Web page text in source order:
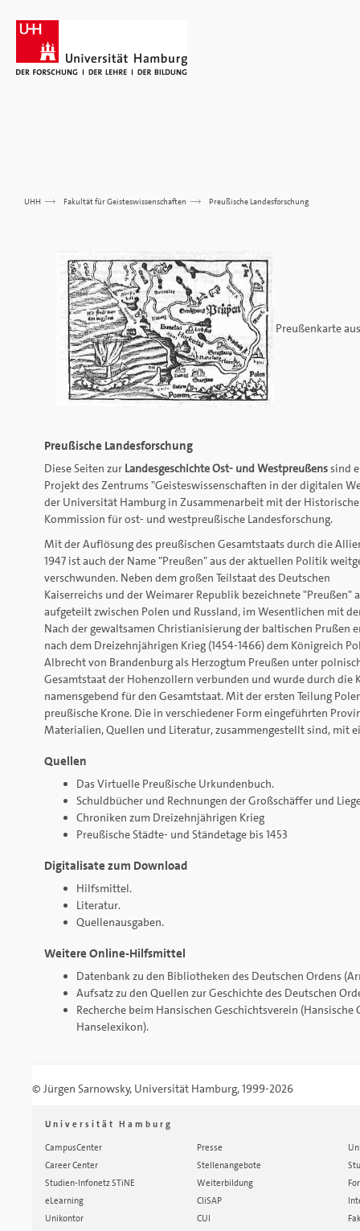
UHH >>> Fakultät für Geisteswissenschaften >>> Preußische Landesforschung
Preußenkarte
Preußische Landesforschung
Diese Seiten zur Landesgeschichte Ost- und Westpreußenssind
Projekt des Zentrums "Geisteswissenschaften in der digitalen
der Universität Hamburg in Zusammenarbeit mit der
Kommission für ost- und westpreußische Landesforschung.
Mit der Auflösung des preußischen Gesamtstaats durch die
1947 ist auch der Name "Preußen" aus der aktuellen Politik
verschwunden. Neben dem großen Teilstaat des Deutschen
Kaiserreichs und der Weimarer Republik bezeichnete "Preußen"
aufgeteilt zwischen Polen und Russland, im Wesentlichen mit
Nach der gewaltsamen Christianisierung der baltischen Prußen
nach dem Dreizehnjährigen Krieg (1454-1466) dem Königreich
Albrecht von Brandenburg als Herzogtum Preußen unter
Gesamtstaat der Hohenzollern verbunden und wurde durch die
namensgebend für den Gesamtstaat. Mit der ersten Teilung
preußische Krone. Die in verschiedener Form eingeführten
Materialien, Quellen und Literatur, zusammengestellt sind, mit
Quellen
Das Virtuelle Preußische Urkundenbuch.
Schuldbücher und Rechnungen der Großschäffer und
Chroniken zum Dreizehnjährigen Krieg
Preußische Städte- und Ständetage bis 1453
Digitalisate zum Download
Hilfsmittel.
Literatur.
Quellenausgaben.
Weitere Online-Hilfsmittel
Datenbank zu den Bibliotheken des Deutschen Ordens
Aufsatz zu den Quellen zur Geschichte des Deutschen
Recherche beim Hansischen Geschichtsverein
Hanselexikon).
© Jürgen Sarnowsky, Universität Hamburg, 1999-2026